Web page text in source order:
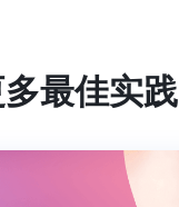
最佳实践